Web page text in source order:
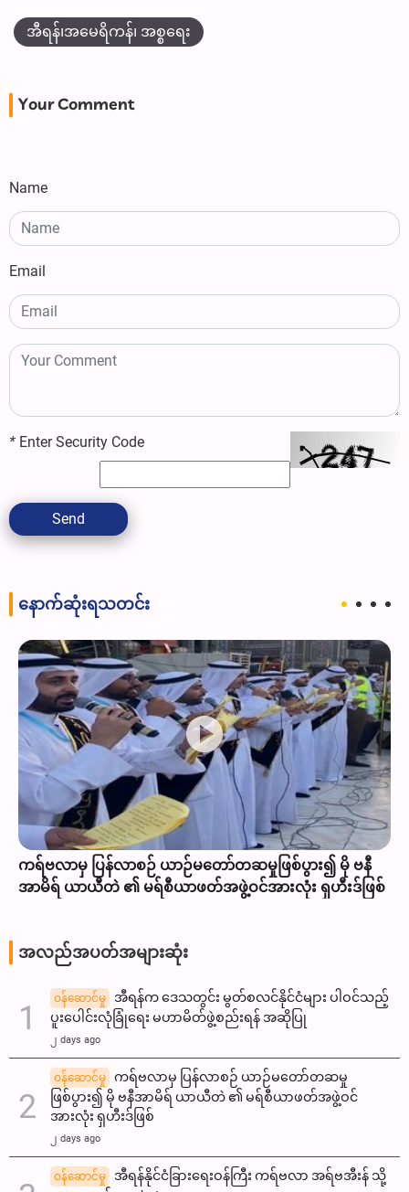
အီရန်၊အမေရိကန်၊ အစ္စရေး
Your Comment
Name
Email
* Enter Security Code
Send
နောက်ဆုံးရသတင်း
ကရ်ဗလာမှ ပြန်လာစဉ် ယာဉ်မတော်တဆမှုဖြစ်ပွား၍ မို ဗနီ
အာမိရ် ယာယီတဲ ၏ မရ်စီယာဖတ်အဖွဲ့ဝင်အားလုံး ရှဟီးဒ်ဖြစ်
အလည်အပတ်အများဆုံး
ဝန်ဆောင်မှု
အီရန်က ဒေသတွင်း မွတ်စလင်နိုင်ငံများ ပါဝင်သည့်
ပူးပေါင်းလုံခြုံရေး မဟာမိတ်ဖွဲ့စည်းရန် အဆိုပြု
၂ days ago
ဝန်ဆောင်မှု
ကရ်ဗလာမှ ပြန်လာစဉ် ယာဉ်မတော်တဆမှု
ဖြစ်ပွား၍ မို ဗနီအာမိရ် ယာယီတဲ ၏ မရ်စီယာဖတ်အဖွဲ့ဝင်
အားလုံး ရှဟီးဒ်ဖြစ်
၂ days ago
ဝန်ဆောင်မှု
အီရန်နိုင်ငံခြားရေးဝန်ကြီး ကရ်ဗလာ အရ်ဗအီးန် သို့